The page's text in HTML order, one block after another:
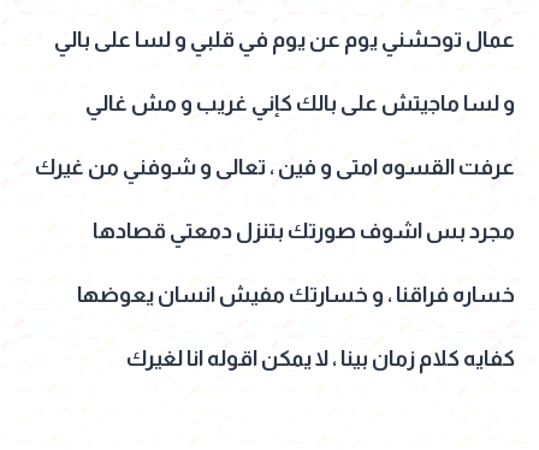
عمال توحشني يوم عن يوم في قلبي و لسا على بالي
و لسا ماجيتش على بالك كإني غريب و مش غالي
عرفت القسوه امتى و فين ، تعالى و شوفني من غيرك
مجرد بس اشوف صورتك بتنزل دمعتي قصادها
خساره فراقنا ، و خسارتك مفيش انسان يعوضها
كفايه كلام زمان بينا ، لا يمكن اقوله انا لغيرك